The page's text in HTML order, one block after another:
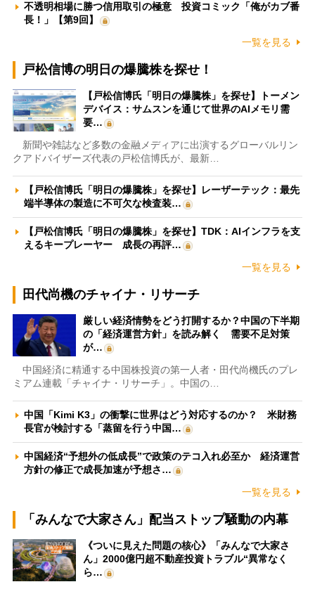
不透明相場に勝つ信用取引の極意 投資コミック「俺がカブ番
長！」【第9回】
一覧を見る
戸松信博の明日の爆騰株を探せ！
【戸松信博氏「明日の爆騰株」を探せ】トーメン
デバイス：サムスンを通じて世界のAIメモリ需
要…
新聞や雑誌など多数の金融メディアに出演するグローバルリン
クアドバイザーズ代表の戸松信博氏が、最新…
【戸松信博氏「明日の爆騰株」を探せ】レーザーテック：最先
端半導体の製造に不可欠な検査装…
【戸松信博氏「明日の爆騰株」を探せ】TDK：AIインフラを支
えるキープレーヤー 成長の再評…
一覧を見る
田代尚機のチャイナ・リサーチ
厳しい経済情勢をどう打開するか？中国の下半期
の「経済運営方針」を読み解く 需要不足対策
が…
中国経済に精通する中国株投資の第一人者・田代尚機氏のプレ
ミアム連載「チャイナ・リサーチ」。中国の…
中国「Kimi K3」の衝撃に世界はどう対応するのか？ 米財務
長官が検討する「蒸留を行う中国…
中国経済“予想外の低成長”で政策のテコ入れ必至か 経済運営
方針の修正で成長加速が予想さ…
一覧を見る
「みんなで大家さん」配当ストップ騒動の内幕
《ついに見えた問題の核心》「みんなで大家さ
ん」2000億円超不動産投資トラブル“異常なく
ら…